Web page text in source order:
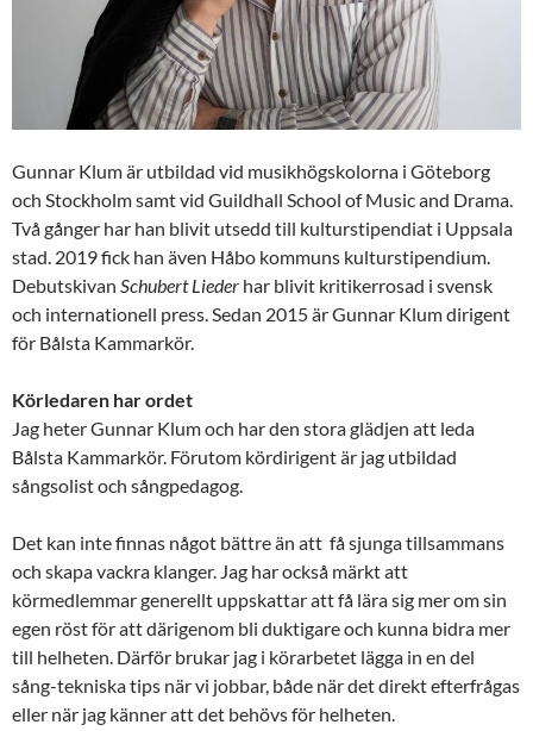
Gunnar Klum är utbildad vid musikhögskolorna i Göteborg
och Stockholm samt vid Guildhall School of Music and Drama.
Två gånger har han blivit utsedd till kulturstipendiat i Uppsala
stad. 2019 fick han även Håbo kommuns kulturstipendium.
Debutskivan Schubert Lieder har blivit kritikerrosad i svensk
och internationell press. Sedan 2015 är Gunnar Klum dirigent
för Bålsta Kammarkör.
Körledaren har ordet
Jag heter Gunnar Klum och har den stora glädjen att leda
Bålsta Kammarkör. Förutom kördirigent är jag utbildad
sångsolist och sångpedagog.
Det kan inte finnas något bättre än att få sjunga tillsammans
och skapa vackra klanger. Jag har också märkt att
körmedlemmar generellt uppskattar att få lära sig mer om sin
egen röst för att därigenom bli duktigare och kunna bidra mer
till helheten. Därför brukar jag i körarbetet lägga in en del
sång-tekniska tips när vi jobbar, både när det direkt efterfrågas
eller när jag känner att det behövs för helheten.